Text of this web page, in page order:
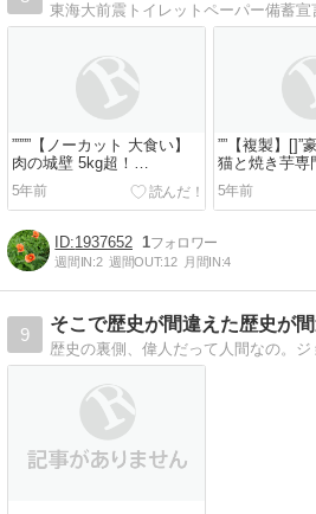
””””【ノーカット 大食い】
肉の城壁 5kg超！
12000kcal オリジン弁当 完
食する”
5年前
””【複製】[]”
猫と焼き芋専
5年前
1937652 1
週間IN:2 週間OUT:12 月間IN:4
9
そこで歴史が間違えた歴史が